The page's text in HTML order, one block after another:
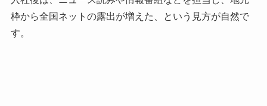
枠から全国ネットの露出が増えた、という見方が自然で
す。